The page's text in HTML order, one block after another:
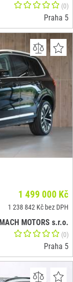
(0)
Praha 5
1 499 000 Kč
1 238 842 Kč bez DPH
MACH MOTORS s.r.o.
(0)
Praha 5